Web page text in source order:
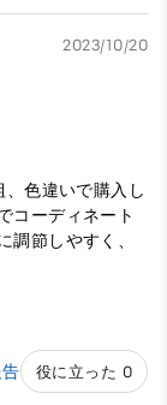
2023/10/20
色違いで購入し
コーディネート
節しやすく、
役に立った 0